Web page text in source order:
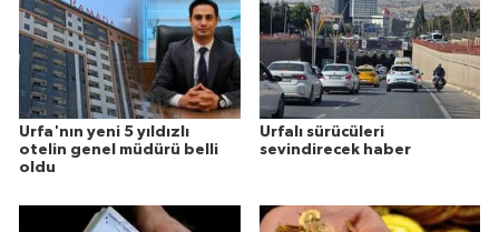
Urfa'nın yeni 5 yıldızlı
otelin genel müdürü belli
oldu
Urfalı sürücüleri
sevindirecek haber